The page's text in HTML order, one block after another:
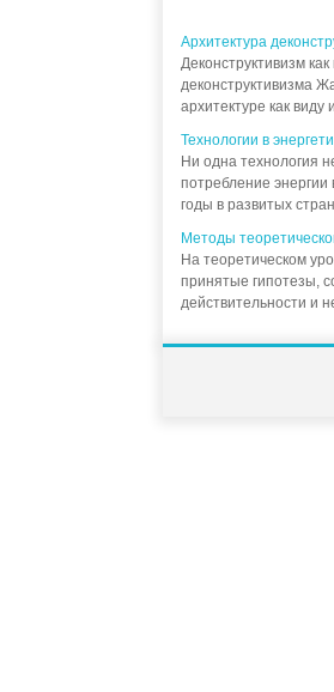
Архитектура
Деконструктивизм
деконструктивизма
архитектуре как
Технологии в
Ни одна технология
потребление энергии
годы в развитых
Методы
На теоретическом
принятые гипотезы,
действительности и